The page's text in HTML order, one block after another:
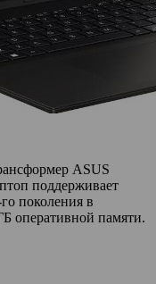
ASUS
поддерживает
поколения в
оперативной памяти.